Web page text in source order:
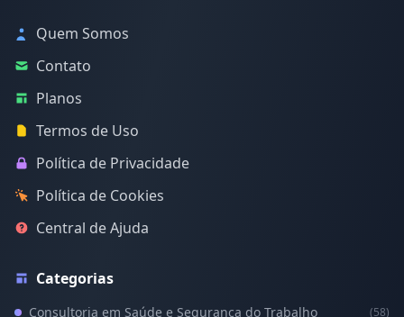
Quem Somos
Contato
Planos
Termos de Uso
Política de Privacidade
Política de Cookies
Central de Ajuda
Categorias
Consultoria em Saúde e Segurança do Trabalho (58)